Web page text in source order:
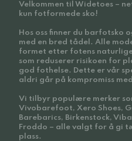
Velkommen til Widetoes –
kun fotformede sko!
Hos oss finner du barfotsko
med en bred tådel. Alle
formet etter fotens
som reduserer risikoen for
god fothelse. Dette er vår
aldri går på kompromiss
Vi tilbyr populære merker
Vivobarefoot, Xero Shoes,
Barebarics, Birkenstock,
Froddo – alle valgt for å gi
plass.